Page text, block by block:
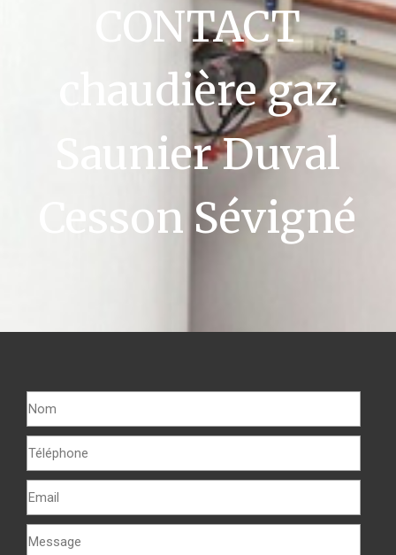
CONTACT
chaudière gaz
Saunier Duval
Cesson Sévigné